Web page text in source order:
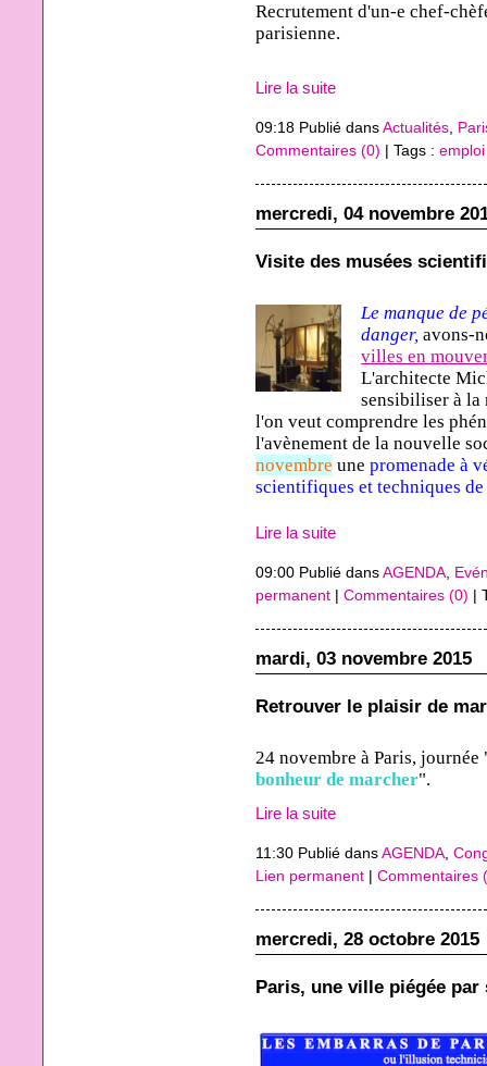
Recrutement d'un-e chef-
parisienne.
Lire la suite
09:18 Publié dans Actualités
Commentaires (0) | Tags : emploi
mercredi, 04 novembre
Visite des musées
Le manque de
danger, avons-
villes en
L'architecte
sensibiliser à
l'on veut comprendre les
l'avènement de la nouvelle
novembre une promenade à
scientifiques et techniques
Lire la suite
09:00 Publié dans AGENDA,
permanent
Commentaires (0) |
mardi, 03 novembre 2015
Retrouver le plaisir de
24 novembre à Paris, journée
bonheur de marcher".
Lire la suite
11:30 Publié dans AGENDA
Lien permanent | Commentaires
mercredi, 28 octobre 2015
Paris, une ville piégée